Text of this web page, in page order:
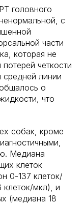
головного
с
части
которая не
четкости
линии
о
что
собак, кроме
Медиана
клеток
0-137 клеток/
клеток/мкл), и
(медиана 18